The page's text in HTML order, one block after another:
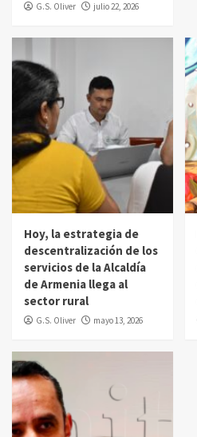
G.S. Oliver julio 22, 2026
Hoy, la estrategia de
descentralización de los
servicios de la Alcaldía
de Armenia llega al
sector rural
G.S. Oliver mayo 13, 2026